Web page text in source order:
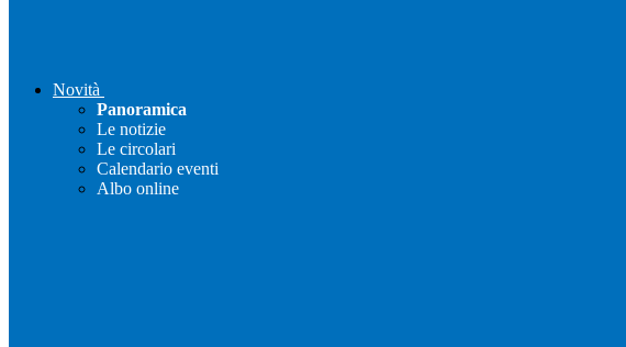
Novità
Panoramica
Le notizie
Le circolari
Calendario eventi
Albo online